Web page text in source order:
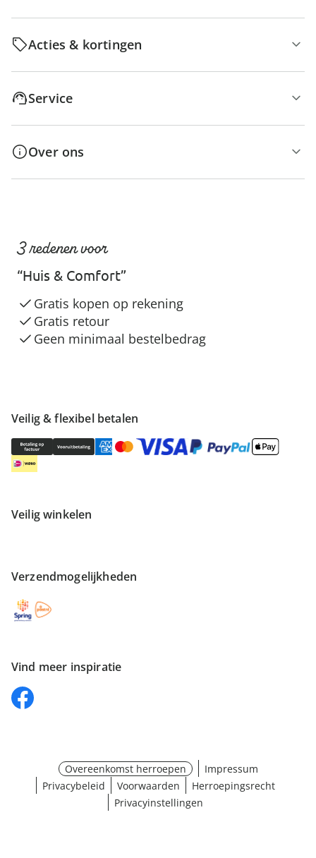
Acties & kortingen
Service
Over ons
Veilig & flexibel betalen
Veilig winkelen
Verzendmogelijkheden
Vind meer inspiratie
3 redenen voor
“Huis & Comfort”
Gratis kopen op rekening
Gratis retour
Geen minimaal bestelbedrag
Overeenkomst herroepen
Impressum
Privacybeleid
Voorwaarden
Herroepingsrecht
Privacyinstellingen